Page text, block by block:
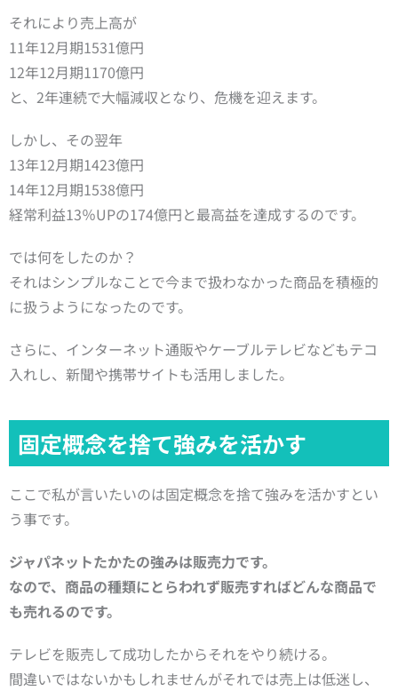
それにより売上高が
11年12月期1531億円
12年12月期1170億円
と、2年連続で大幅減収となり、危機を迎えます。
しかし、その翌年
13年12月期1423億円
14年12月期1538億円
経常利益13％UPの174億円と最高益を達成するのです。
では何をしたのか？
それはシンプルなことで今まで扱わなかった商品を積極的
に扱うようになったのです。
さらに、インターネット通販やケーブルテレビなどもテコ
入れし、新聞や携帯サイトも活用しました。
固定概念を捨て強みを活かす
ここで私が言いたいのは固定概念を捨て強みを活かすとい
う事です。
ジャパネットたかたの強みは販売力です。
なので、 商品の種類にとらわれず販売すればどんな商品で
も売れるのです。
テレビを販売して成功したからそれをやり続ける。
間違いではないかもしれませんがそれでは売上は低迷し、